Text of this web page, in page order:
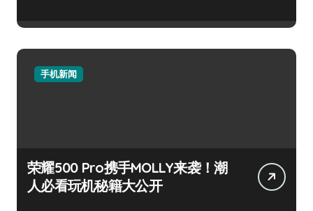
手机新闻
荣耀500 Pro携手MOLLY来袭！潮
人必看玩机秘籍大公开